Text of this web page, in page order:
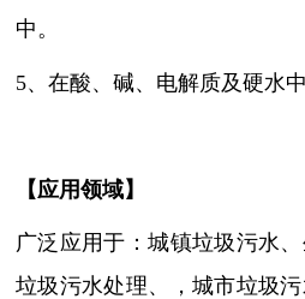
中。
5、在酸、碱、电解质及硬水
【应用领域】
广泛应用于：城镇垃圾污水
垃圾污水处理、，城市垃圾